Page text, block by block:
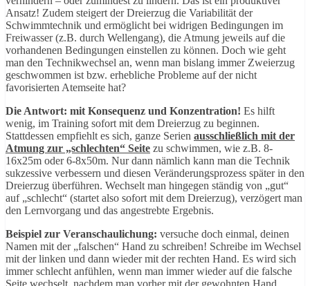
Ansatz! Zudem steigert der Dreierzug die Variabilität der
Schwimmtechnik und ermöglicht bei widrigen Bedingungen im
Freiwasser (z.B. durch Wellengang), die Atmung jeweils auf die
vorhandenen Bedingungen einstellen zu können. Doch wie geht
man den Technikwechsel an, wenn man bislang immer Zweierzug
geschwommen ist bzw. erhebliche Probleme auf der nicht
favorisierten Atemseite hat?
Die Antwort: mit Konsequenz und Konzentration! Es hilft
wenig, im Training sofort mit dem Dreierzug zu beginnen.
Stattdessen empfiehlt es sich, ganze Serien ausschließlich mit der
Atmung zur „schlechten“ Seite zu schwimmen, wie z.B. 8-
16x25m oder 6-8x50m. Nur dann nämlich kann man die Technik
sukzessive verbessern und diesen Veränderungsprozess später in den
Dreierzug überführen. Wechselt man hingegen ständig von „gut“
auf „schlecht“ (startet also sofort mit dem Dreierzug), verzögert man
den Lernvorgang und das angestrebte Ergebnis.
Beispiel zur Veranschaulichung: versuche doch einmal, deinen
Namen mit der „falschen“ Hand zu schreiben! Schreibe im Wechsel
mit der linken und dann wieder mit der rechten Hand. Es wird sich
immer schlecht anfühlen, wenn man immer wieder auf die falsche
Seite wechselt, nachdem man vorher mit der gewohnten Hand